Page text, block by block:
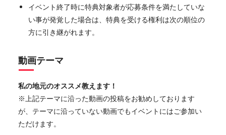
イベント終了時に特典対象者が応募条件を満たしていな
い事が発覚した場合は、特典を受ける権利は次の順位の
方に引き継がれます。
動画テーマ
私の地元のオススメ教えます！
※上記テーマに沿った動画の投稿をお勧めしております
が、テーマに沿っていない動画でもイベントにはご参加い
ただけます。